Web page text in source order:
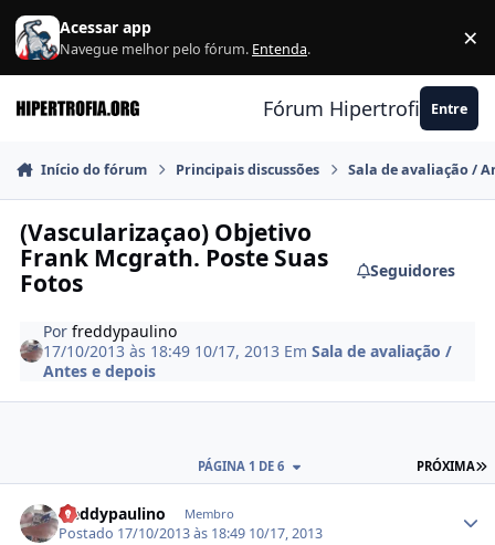
Ir para conteúdo
Acessar app
Navegue melhor pelo fórum. Entenda. ×
Fórum Hipertrofia.org
Entre
Início do fórum Principais discussões Sala de avaliação /
(Vascularizaçao) Objetivo
Frank Mcgrath. Poste Suas
Fotos
Seguidores
Porfreddypaulino
17/10/2013 às 18:49 10/17, 2013 EmSala de avaliação /
Antes e depois
PRÓXIMA
PÁGINA 1 DE 6
freddypaulino Membro
Postado 17/10/2013 às 18:49 10/17, 2013